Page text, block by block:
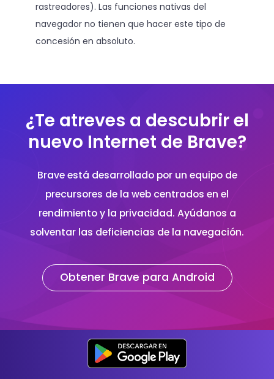
rastreadores). Las funciones nativas del
navegador no tienen que hacer este tipo de
concesión en absoluto.
¿Te atreves a descubrir el
nuevo Internet de Brave?
Brave está desarrollado por un equipo de
precursores de la web centrados en el
rendimiento y la privacidad. Ayúdanos a
solventar las deficiencias de la navegación.
Obtener Brave para Android